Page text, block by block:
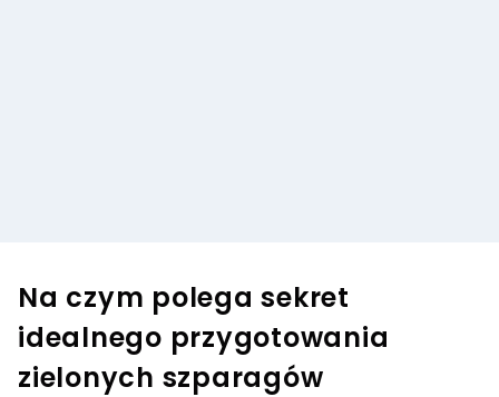
Na czym polega sekret
idealnego przygotowania
zielonych szparagów